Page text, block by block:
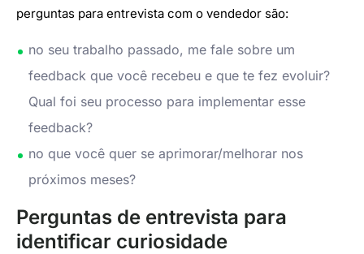
perguntas para entrevista com o vendedor são:
no seu trabalho passado, me fale sobre um
feedback que você recebeu e que te fez evoluir?
Qual foi seu processo para implementar esse
feedback?
no que você quer se aprimorar/melhorar nos
próximos meses?
Perguntas de entrevista para
identificar curiosidade